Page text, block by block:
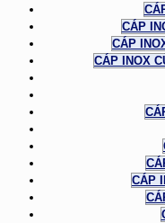
CÁP
CÁP
CÁP INOX
CÁP